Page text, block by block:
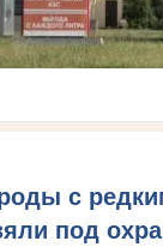
с
под